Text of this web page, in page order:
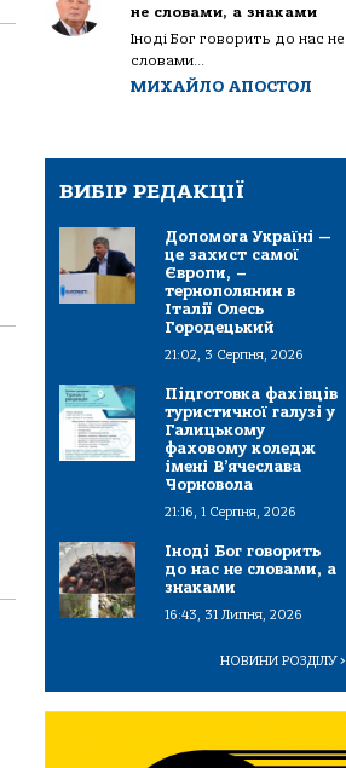
не словами, а знаками
Іноді Бог говорить до нас не
словами...
МИХАЙЛО АПОСТОЛ
ВИБІР РЕДАКЦІЇ
Допомога Україні —
це захист самої
Європи, –
тернополянин в
Італії Олесь
Городецький
21:02, 3 Серпня, 2026
Підготовка фахівців
туристичної галузі у
Галицькому
фаховому коледж
імені В’ячеслава
Чорновола
21:16, 1 Серпня, 2026
Іноді Бог говорить
до нас не словами, а
знаками
16:43, 31 Липня, 2026
НОВИНИ РОЗДІЛУ>